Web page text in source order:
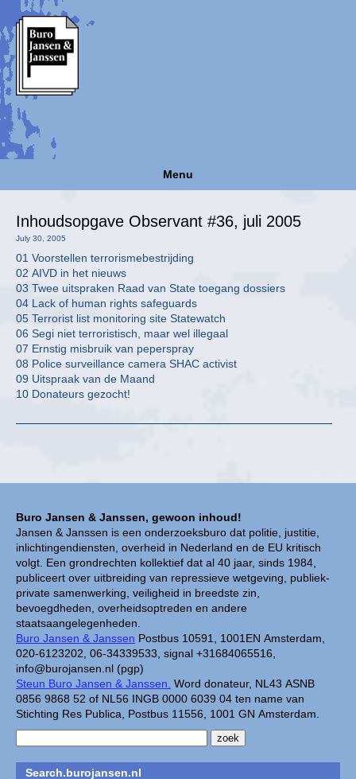
Menu
Buro Jansen & Janssen, gewoon inhoud!
Jansen & Janssen is een onderzoeksburo dat politie, justitie,
inlichtingendiensten, overheid in Nederland en de EU kritisch
volgt. Een grondrechten kollektief dat al 40 jaar, sinds 1984,
publiceert over uitbreiding van repressieve wetgeving, publiek-
private samenwerking, veiligheid in breedste zin,
bevoegdheden, overheidsoptreden en andere
staatsaangelegenheden.
Buro Jansen & Janssen Postbus 10591, 1001EN Amsterdam,
020-6123202, 06-34339533, signal +31684065516,
info@burojansen.nl (pgp)
Steun Buro Jansen & Janssen. Word donateur, NL43 ASNB
0856 9868 52 of NL56 INGB 0000 6039 04 ten name van
Stichting Res Publica, Postbus 11556, 1001 GN Amsterdam.
Search.burojansen.nl
Inhoudsopgave Observant #36, juli 2005
July 30, 2005
01 Voorstellen terrorismebestrijding
02 AIVD in het nieuws
03 Twee uitspraken Raad van State toegang dossiers
04 Lack of human rights safeguards
05 Terrorist list monitoring site Statewatch
06 Segi niet terroristisch, maar wel illegaal
07 Ernstig misbruik van peperspray
08 Police surveillance camera SHAC activist
09 Uitspraak van de Maand
10 Donateurs gezocht!